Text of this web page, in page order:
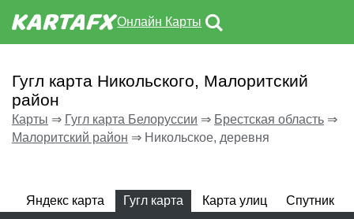
Онлайн Карты
Гугл карта Никольского, Малоритский
район
Карты ⇒ Гугл карта Белоруссии ⇒ Брестская область ⇒
Малоритский район ⇒ Никольское, деревня
Яндекс карта Гугл карта Карта улиц Спутник